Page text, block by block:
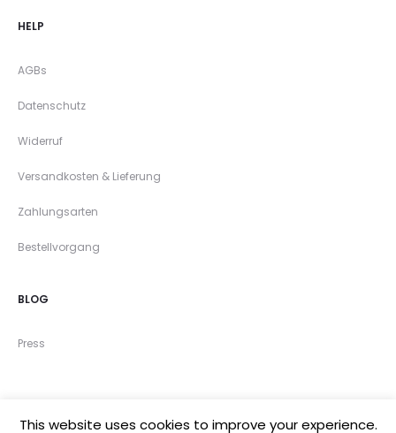
HELP
AGBs
Datenschutz
Widerruf
Versandkosten & Lieferung
Zahlungsarten
Bestellvorgang
BLOG
Press
This website uses cookies to improve your experience.